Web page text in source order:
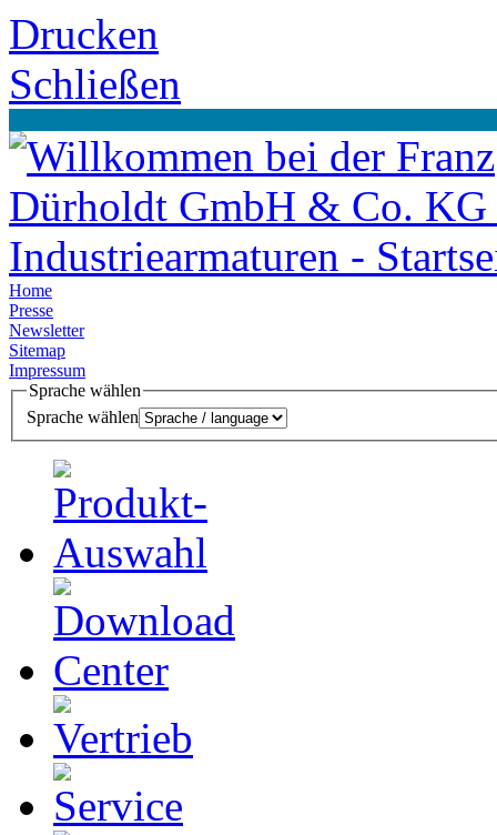
Drucken
Schließen
Home
Presse
Newsletter
Sitemap
Impressum
Sprache wählen
Sprache wählen